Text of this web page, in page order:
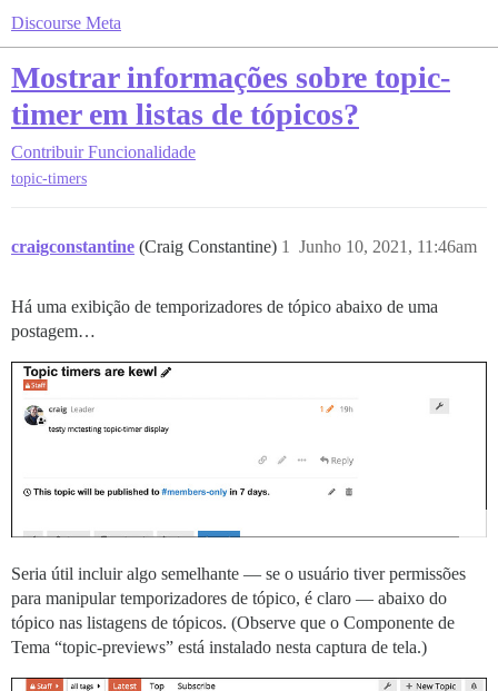
Discourse Meta
Mostrar informações sobre topic-
timer em listas de tópicos?
Contribuir Funcionalidade
topic-timers
craigconstantine (Craig Constantine) Junho 10, 2021, 11:46am
1
Há uma exibição de temporizadores de tópico abaixo de uma
postagem…
Seria útil incluir algo semelhante — se o usuário tiver permissões
para manipular temporizadores de tópico, é claro — abaixo do
tópico nas listagens de tópicos. (Observe que o Componente de
Tema “topic-previews” está instalado nesta captura de tela.)